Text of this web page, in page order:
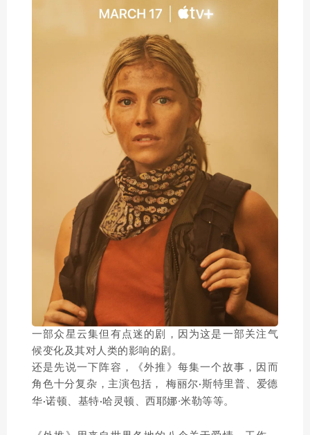
一部众星云集但有点迷的剧，因为这是一部关注气
候变化及其对人类的影响的剧。
还是先说一下阵容，《外推》每集一个故事，因而
角色十分复杂，主演包括， 梅丽尔·斯特里普、爱德
华·诺顿、基特·哈灵顿、 西耶娜·米勒等等。